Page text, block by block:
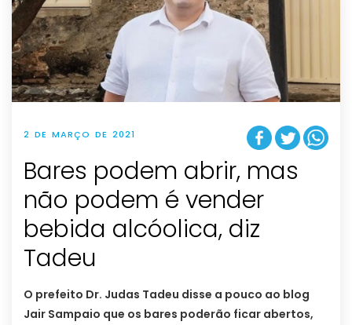
2 DE MARÇO DE 2021
Bares podem abrir, mas
não podem é vender
bebida alcóolica, diz
Tadeu
O prefeito Dr. Judas Tadeu disse a pouco ao blog
Jair Sampaio que os bares poderão ficar abertos,